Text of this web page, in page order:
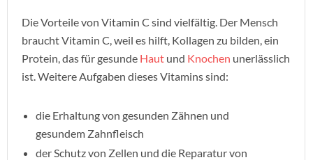
Die Vorteile von Vitamin C sind vielfältig. Der Mensch
braucht Vitamin C, weil es hilft, Kollagen zu bilden, ein
Protein, das für gesunde Haut und Knochen unerlässlich
ist. Weitere Aufgaben dieses Vitamins sind:
die Erhaltung von gesunden Zähnen und
gesundem Zahnfleisch
der Schutz von Zellen und die Reparatur von